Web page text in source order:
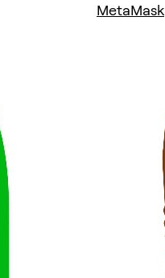
MetaMask